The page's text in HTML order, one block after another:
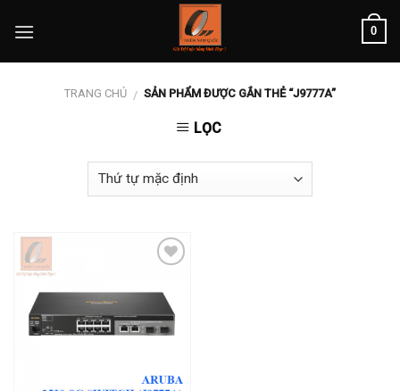
0
TRANG CHỦ / SẢN PHẨM ĐƯỢC GẮN THẺ “J9777A”
LỌC
Add to
wishlist